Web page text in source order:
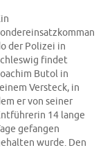
der Polizei in
findet
Butol in
Versteck, in
er von seiner
14 lange
gefangen
wurde. Den